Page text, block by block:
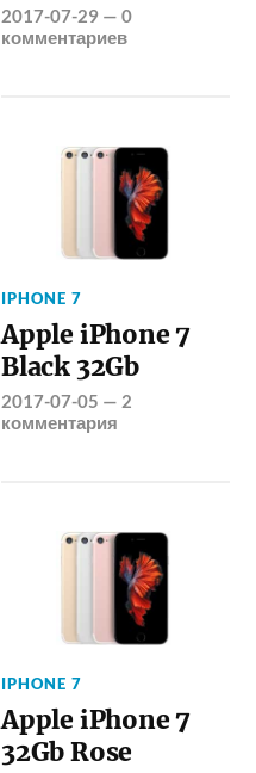
2017-07-29 —0
комментариев
IPHONE 7
Apple iPhone 7
Black 32Gb
2017-07-05 — 2
комментария
IPHONE 7
Apple iPhone 7
32Gb Rose